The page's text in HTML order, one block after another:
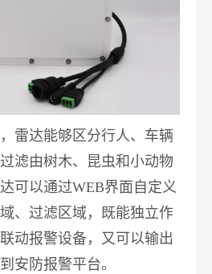
雷达能够区分行人、车辆
滤由树木、昆虫和小动物
可以通过WEB界面自定义
、过滤区域，既能独立作
动报警设备，又可以输出
安防报警平台。